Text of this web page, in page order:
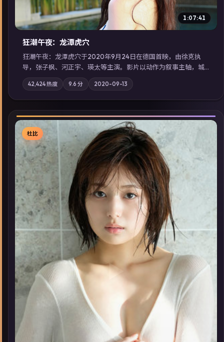
1:07:41
狂潮午夜：龙潭虎穴
狂潮午夜：龙潭虎穴于2020年9月24日在德国首映，由徐克执
导，张子枫、河正宇、瑛太等主演。影片以动作为叙事主轴，城
市霓虹背后，有人用规则改写命运；摄影与配乐强化地域气质；
站内亦可通过「国产免费观看高清电视剧在线看」延展检索同类
型高分佳作，畅享高清在线追剧体验。
42,424热度 9.6 分 2020-09-13
▶
杜比